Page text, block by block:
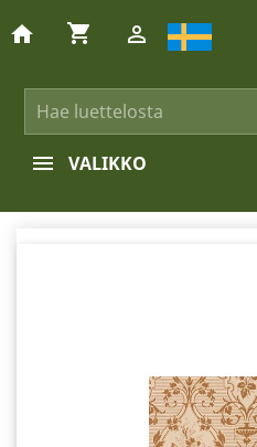
home shopping_cart 
VALIKKO